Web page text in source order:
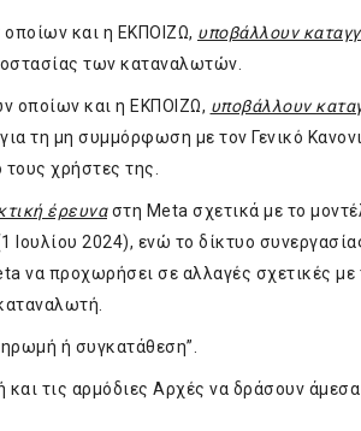
οποίων και η ΕΚΠΟΙΖΩ, υποβάλλουν
των καταναλωτών.
οποίων και η ΕΚΠΟΙΖΩ, υποβάλλουν
τη μη συμμόρφωση με τον Γενικό
χρήστες της.
έρευνα στη Meta σχετικά με το
Ιουλίου 2024), ενώ το δίκτυο
να προχωρήσει σε αλλαγές σχετικές με
ή συγκατάθεση”.
και τις αρμόδιες Αρχές να δράσουν